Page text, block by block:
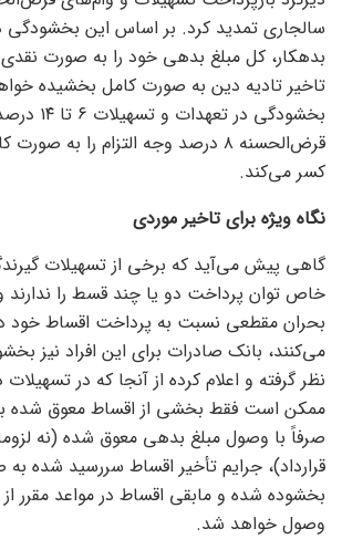
سالجاری تمدید کرد. بر اساس این بخشودگی
بدهکار، کل مبلغ بدهی خود را به صورت نقدی
تاخیر تادیه دین به صورت کامل بخشیده
بخشودگی در
قرض‌الحسنه ٨ درصد وجه التزام را به
کسر می‌کند.
نگاه ویژه برای تاخیر موردی
گاهی پیش می‌آید که برخی از تسهیلات
خاص توان پرداخت دو یا چند قسط را ندارند
بحران مقطعی نسبت به پرداخت اقساط خود
می‌کنند، بانک صادرات برای این افراد نیز
نظر گرفته و اعلام کرده از آنجا که در
ممکن است فقط بخشی از اقساط معوق شده
صرفاً با وصول مبلغ بدهی معوق شده (نه
قرارداد)، جرایم تأخیر اقساط سررسید شده
بخشوده شده و مابقی اقساط در مواعد مقرر
وصول خواهد شد.